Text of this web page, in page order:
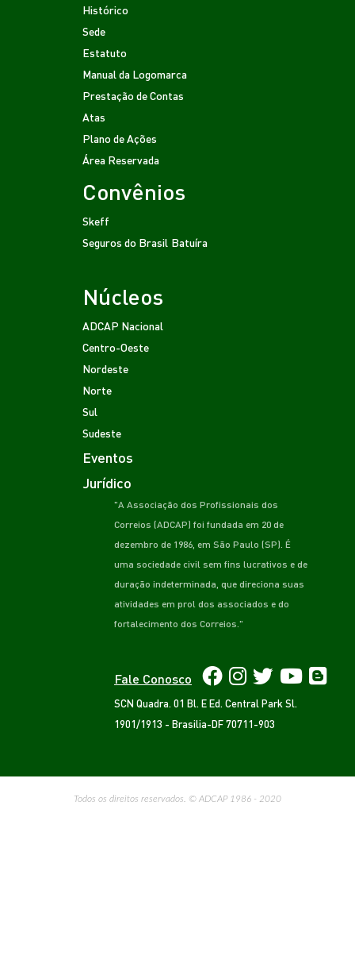
Histórico
Sede
Estatuto
Manual da Logomarca
Prestação de Contas
Atas
Plano de Ações
Área Reservada
Convênios
Skeff
Seguros do Brasil Batuíra
Núcleos
ADCAP Nacional
Centro-Oeste
Nordeste
Norte
Sul
Sudeste
Eventos
Jurídico
"A Associação dos Profissionais dos
Correios (ADCAP) foi fundada em 20 de
dezembro de 1986, em São Paulo (SP). É
uma sociedade civil sem fins lucrativos e de
duração indeterminada, que direciona suas
atividades em prol dos associados e do
fortalecimento dos Correios."
Fale Conosco
SCN Quadra. 01 Bl. E Ed. Central Park Sl.
1901/1913 - Brasilia-DF 70711-903
Todos os direitos reservados. © ADCAP 1986 - 2020